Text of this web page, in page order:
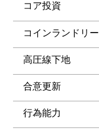
コア投資
コインランドリー
高圧線下地
合意更新
行為能力